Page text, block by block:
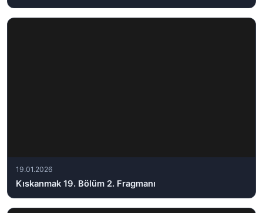
19.01.2026
Kıskanmak 19. Bölüm 2. Fragmanı